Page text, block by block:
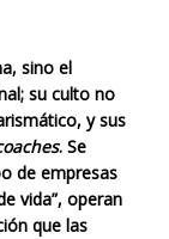
sino el
su culto no
y sus
. Se
de empresas
vida”, operan
que las